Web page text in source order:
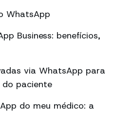
WhatsApp
Business: benefícios,
via WhatsApp para
do paciente
do meu médico: a